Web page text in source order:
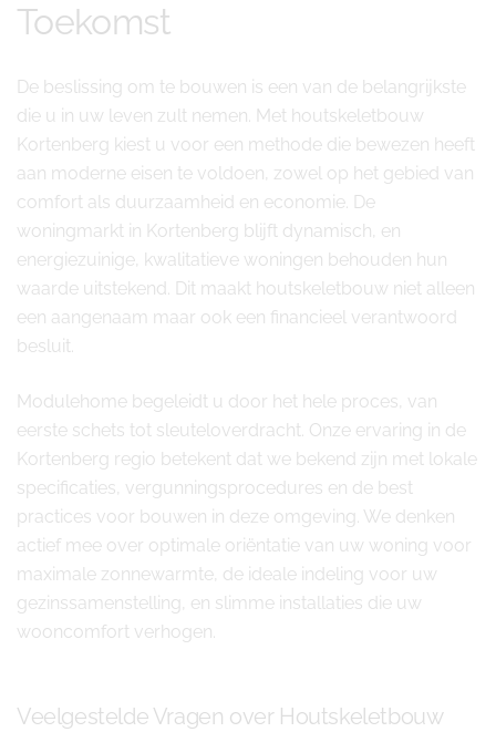
Toekomst
De beslissing om te bouwen is een van de belangrijkste
die u in uw leven zult nemen. Met houtskeletbouw
Kortenberg kiest u voor een methode die bewezen heeft
aan moderne eisen te voldoen, zowel op het gebied van
comfort als duurzaamheid en economie. De
woningmarkt in Kortenberg blijft dynamisch, en
energiezuinige, kwalitatieve woningen behouden hun
waarde uitstekend. Dit maakt houtskeletbouw niet alleen
een aangenaam maar ook een financieel verantwoord
besluit.
Modulehome begeleidt u door het hele proces, van
eerste schets tot sleuteloverdracht. Onze ervaring in de
Kortenberg regio betekent dat we bekend zijn met lokale
specificaties, vergunningsprocedures en de best
practices voor bouwen in deze omgeving. We denken
actief mee over optimale oriëntatie van uw woning voor
maximale zonnewarmte, de ideale indeling voor uw
gezinssamenstelling, en slimme installaties die uw
wooncomfort verhogen.
Veelgestelde Vragen over Houtskeletbouw